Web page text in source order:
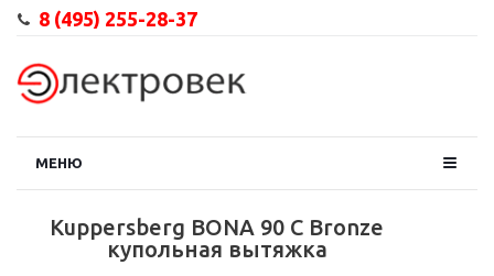
8 (495) 255-28-37
МЕНЮ
Kuppersberg BONA 90 C Bronze
купольная вытяжка